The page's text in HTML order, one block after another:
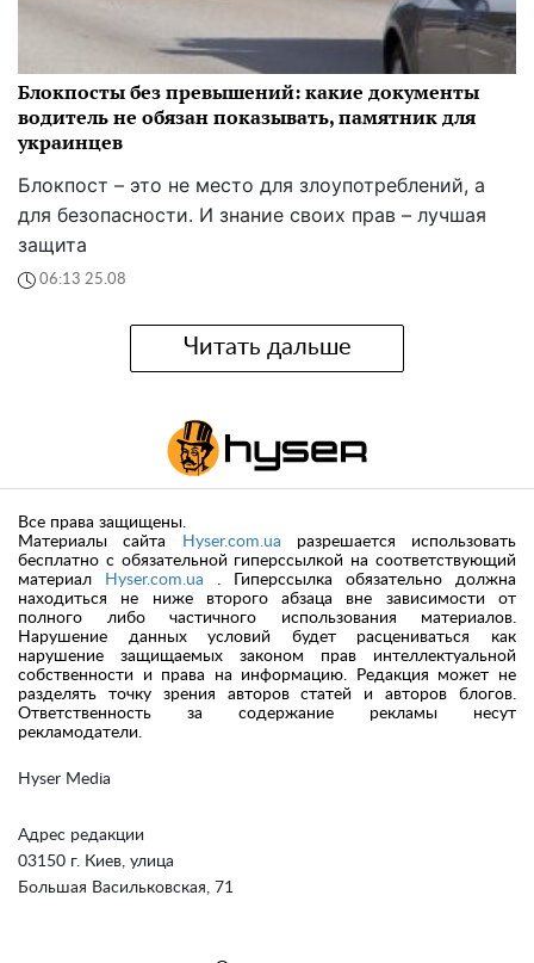
Блокпосты без превышений: какие документы
водитель не обязан показывать, памятник для
украинцев
Блокпост – это не место для злоупотреблений, а
для безопасности. И знание своих прав – лучшая
защита
06:13 25.08
Читать дальше
Hyser Media
Адрес редакции
03150 г. Киев, улица
Большая Васильковская, 71
Все права защищены.
Материалы сайта
Hyser.com.ua разрешается использовать
бесплатно с обязательной гиперссылкой на соответствующий
материал
Hyser.com.ua . Гиперссылка обязательно должна
находиться не ниже второго абзаца вне зависимости от
полного либо частичного использования материалов.
Нарушение данных условий будет расцениваться как
нарушение защищаемых законом прав интеллектуальной
собственности и права на информацию. Редакция может не
разделять точку зрения авторов статей и авторов блогов.
Ответственность за содержание рекламы несут
рекламодатели.